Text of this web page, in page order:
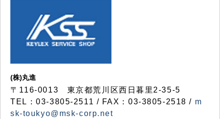
(株)丸進
〒116-0013 東京都荒川区西日暮里2-35-5
TEL：03-3805-2511 / FAX：03-3805-2518 / m
sk-toukyo@msk-corp.net